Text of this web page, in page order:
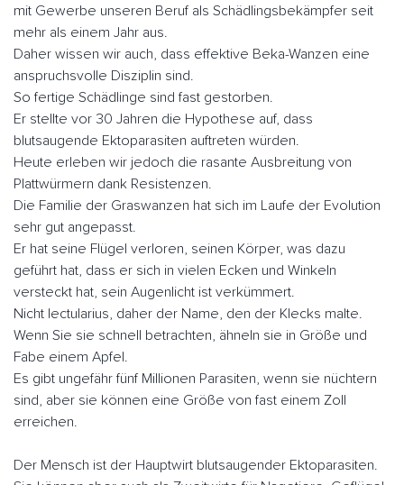
mit Gewerbe unseren Beruf als Schädlingsbekämpfer seit
mehr als einem Jahr aus.
Daher wissen wir auch, dass effektive Beka-Wanzen eine
anspruchsvolle Disziplin sind.
So fertige Schädlinge sind fast gestorben.
Er stellte vor 30 Jahren die Hypothese auf, dass
blutsaugende Ektoparasiten auftreten würden.
Heute erleben wir jedoch die rasante Ausbreitung von
Plattwürmern dank Resistenzen.
Die Familie der Graswanzen hat sich im Laufe der Evolution
sehr gut angepasst.
Er hat seine Flügel verloren, seinen Körper, was dazu
geführt hat, dass er sich in vielen Ecken und Winkeln
versteckt hat, sein Augenlicht ist verkümmert.
Nicht lectularius, daher der Name, den der Klecks malte.
Wenn Sie sie schnell betrachten, ähneln sie in Größe und
Fabe einem Apfel.
Es gibt ungefähr fünf Millionen Parasiten, wenn sie nüchtern
sind, aber sie können eine Größe von fast einem Zoll
erreichen.
Der Mensch ist der Hauptwirt blutsaugender Ektoparasiten.